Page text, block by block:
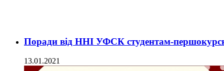
Поради від ННІ УФСК студентам-
13.01.2021